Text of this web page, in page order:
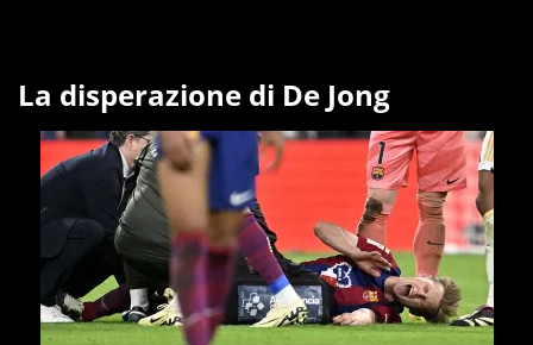
La disperazione di De Jong